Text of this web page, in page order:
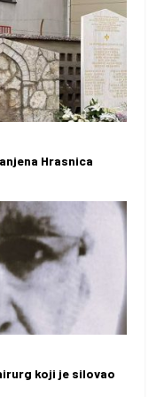
Hrasnica
koji je silovao